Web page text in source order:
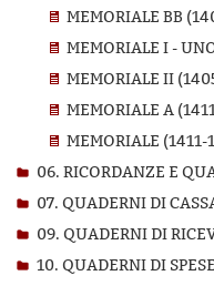
MEMORIALE BB
MEMORIALE I -
MEMORIALE II
MEMORIALE A
MEMORIALE (1411-
06. RICORDANZE E
07. QUADERNI DI
09. QUADERNI DI
10. QUADERNI DI